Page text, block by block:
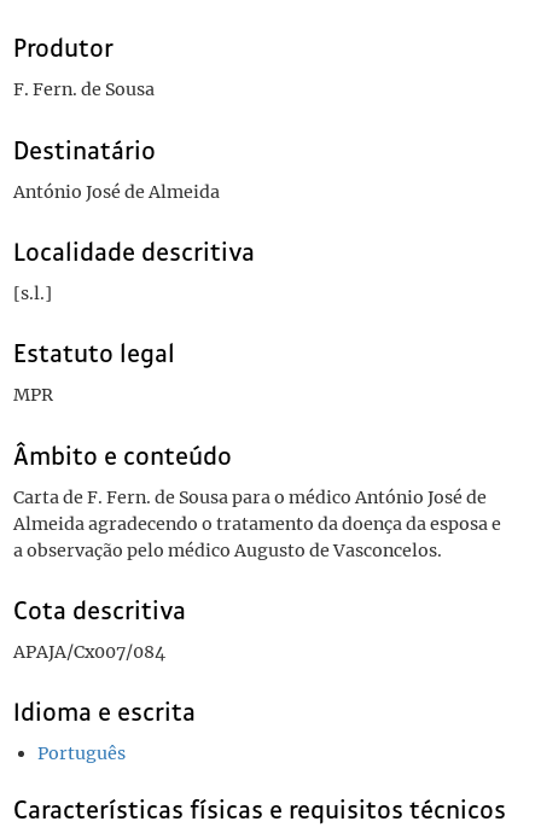
Produtor
F. Fern. de Sousa
Destinatário
António José de Almeida
Localidade descritiva
[s.l.]
Estatuto legal
MPR
Âmbito e conteúdo
Carta de F. Fern. de Sousa para o médico António José de
Almeida agradecendo o tratamento da doença da esposa e
a observação pelo médico Augusto de Vasconcelos.
Cota descritiva
APAJA/Cx007/084
Idioma e escrita
Português
Características físicas e requisitos técnicos